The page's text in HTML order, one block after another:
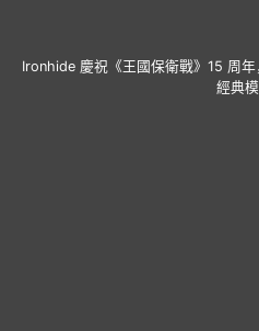
Ironhide 慶祝《王國保衛戰》15 周
經典